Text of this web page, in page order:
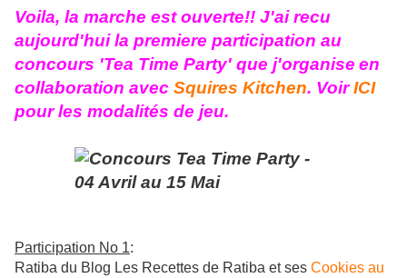
Voila, la marche est ouverte!! J'ai recu
aujourd'hui la premiere participation au
concours 'Tea Time Party' que j'organise en
collaboration avec Squires Kitchen. VoirICI
pour les modalités de jeu.
Participation No 1:
Ratiba du Blog Les Recettes de Ratiba et ses Cookies au